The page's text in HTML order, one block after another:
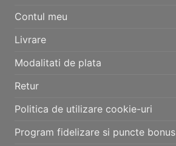
Contul meu
Livrare
Modalitati de plata
Retur
Politica de utilizare cookie-uri
Program fidelizare si puncte bonus